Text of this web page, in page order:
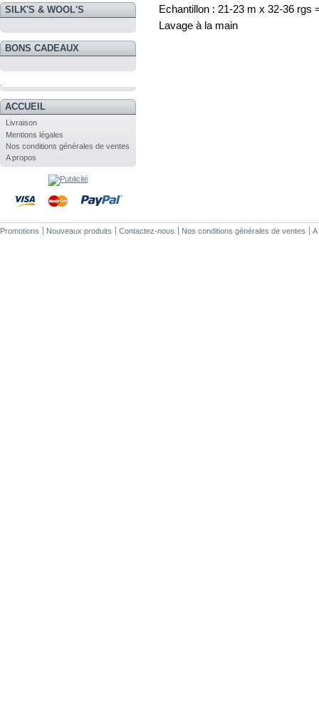
SILK'S & WOOL'S
BONS CADEAUX
ACCUEIL
Livraison
Mentions légales
Nos conditions générales de ventes
A propos
Echantillon : 21-23 m x 32-36 rgs
Lavage à la main
Promotions Nouveaux produits Contactez-nous Nos conditions générales de ventes A